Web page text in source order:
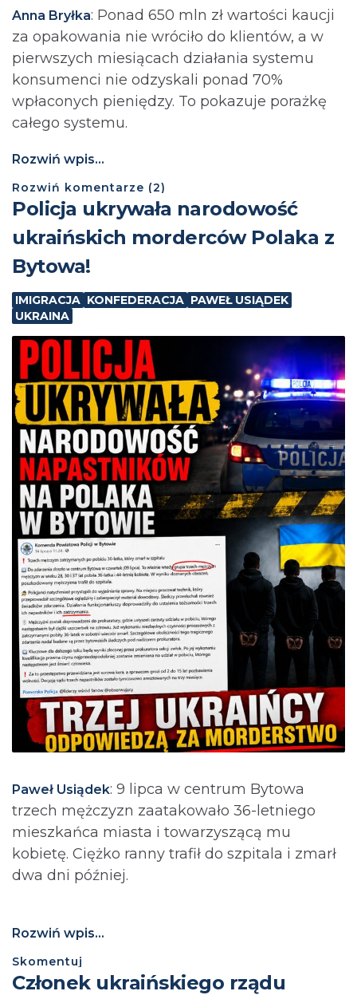
Anna Bryłka: Ponad 650 mln zł wartości kaucji
za opakowania nie wróciło do klientów, a w
pierwszych miesiącach działania systemu
konsumenci nie odzyskali ponad 70%
wpłaconych pieniędzy. To pokazuje porażkę
całego systemu.
Rozwiń wpis...
Rozwiń komentarze (2)
Policja ukrywała narodowość
ukraińskich morderców Polaka z
Bytowa!
IMIGRACJA KONFEDERACJA PAWEŁ USIĄDEK
UKRAINA
Paweł Usiądek: 9 lipca w centrum Bytowa
trzech mężczyzn zaatakowało 36-letniego
mieszkańca miasta i towarzyszącą mu
kobietę. Ciężko ranny trafił do szpitala i zmarł
dwa dni później.
Rozwiń wpis...
Skomentuj
Członek ukraińskiego rządu